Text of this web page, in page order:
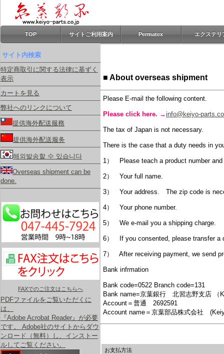
TOP サイトご利用案内 Permatex エクステリ
サイト内検索
特定商取引に関する法律に基ずく
表示
カートを見る
弊社へのリンクについて
提供海外配送服務
提供海外配送服务
해외발송할 수 있습니다
Overseas shipment can be
done.
FAXでのご注文はこちらへ
PDFファイルをご覧いただくに
は、
『Adobe Acrobat Reader』が必要
です。 Adobe社のサイトからダウ
ンロード（無料）し、インストー
ルしてご覧ください。
■ About overseas shipment
Please E-mail the following content.
Please click here. →info@keiyo-
The tax of Japan is not necessary.
There is the case that a duty needs in
1） Please teach a product number and
2） Your full name.
3） Your address. The zip code is
4） Your phone number.
5） We e-mail you a shipping charge.
6） If you consented, please transfer
7） After receiving payment, we send
Bank infrmation
Bank code=0522 Branch code=131
Bank name=京葉銀行 北習志野支店
Account＝普通 2692591
Account name＝京葉部品株式会社
お支払方法